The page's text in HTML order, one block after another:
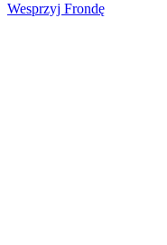
Wesprzyj Frondę